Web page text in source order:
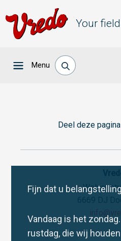
Fijn dat u
Vandaag is het
rustdag, die wij
Your
Menu
Deel deze
6669 DJ